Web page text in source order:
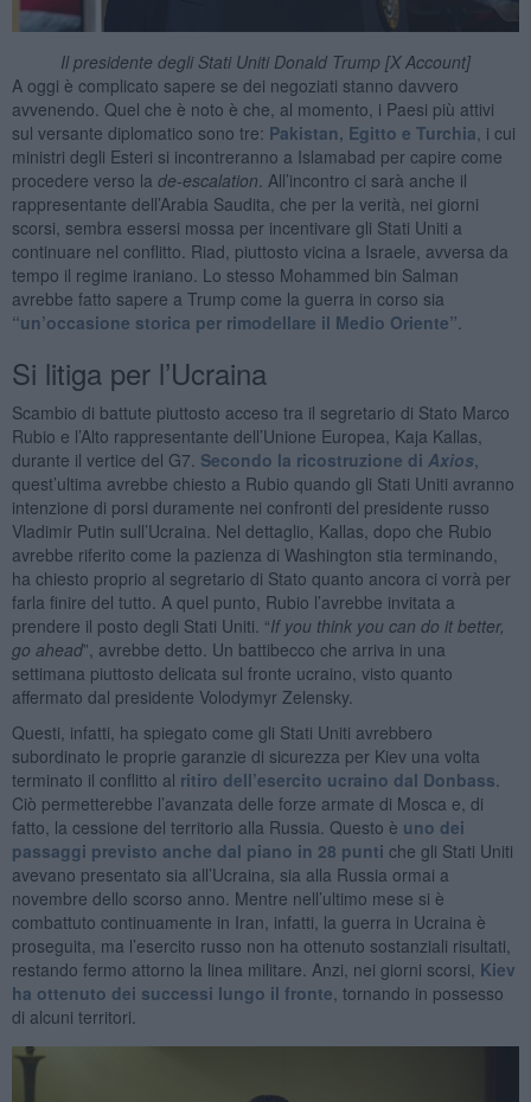
Il presidente degli Stati Uniti Donald Trump [X Account]
A oggi è complicato sapere se dei negoziati stanno davvero
avvenendo. Quel che è noto è che, al momento, i Paesi più attivi
sul versante diplomatico sono tre: Pakistan, Egitto e Turchia, i cui
ministri degli Esteri si incontreranno a Islamabad per capire come
procedere verso la de-escalation. All’incontro ci sarà anche il
rappresentante dell’Arabia Saudita, che per la verità, nei giorni
scorsi, sembra essersi mossa per incentivare gli Stati Uniti a
continuare nel conflitto. Riad, piuttosto vicina a Israele, avversa da
tempo il regime iraniano. Lo stesso Mohammed bin Salman
avrebbe fatto sapere a Trump come la guerra in corso sia
“un’occasione storica per rimodellare il Medio Oriente”.
Si litiga per l’Ucraina
Scambio di battute piuttosto acceso tra il segretario di Stato Marco
Rubio e l’Alto rappresentante dell’Unione Europea, Kaja Kallas,
durante il vertice del G7. Secondo la ricostruzione di Axios,
quest’ultima avrebbe chiesto a Rubio quando gli Stati Uniti avranno
intenzione di porsi duramente nei confronti del presidente russo
Vladimir Putin sull’Ucraina. Nel dettaglio, Kallas, dopo che Rubio
avrebbe riferito come la pazienza di Washington stia terminando,
ha chiesto proprio al segretario di Stato quanto ancora ci vorrà per
farla finire del tutto. A quel punto, Rubio l’avrebbe invitata a
prendere il posto degli Stati Uniti. “If you think you can do it better,
go ahead”, avrebbe detto. Un battibecco che arriva in una
settimana piuttosto delicata sul fronte ucraino, visto quanto
affermato dal presidente Volodymyr Zelensky.
Questi, infatti, ha spiegato come gli Stati Uniti avrebbero
subordinato le proprie garanzie di sicurezza per Kiev una volta
terminato il conflitto al ritiro dell’esercito ucraino dal Donbass.
Ciò permetterebbe l’avanzata delle forze armate di Mosca e, di
fatto, la cessione del territorio alla Russia. Questo è uno dei
passaggi previsto anche dal piano in 28 punti che gli Stati Uniti
avevano presentato sia all’Ucraina, sia alla Russia ormai a
novembre dello scorso anno. Mentre nell’ultimo mese si è
combattuto continuamente in Iran, infatti, la guerra in Ucraina è
proseguita, ma l’esercito russo non ha ottenuto sostanziali risultati,
restando fermo attorno la linea militare. Anzi, nei giorni scorsi, Kiev
ha ottenuto dei successi lungo il fronte, tornando in possesso
di alcuni territori.